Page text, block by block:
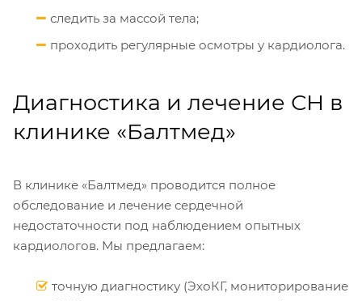
следить за массой тела;
проходить регулярные осмотры у кардиолога.
Диагностика и лечение СН в
клинике «Балтмед»
В клинике «Балтмед» проводится полное
обследование и лечение сердечной
недостаточности под наблюдением опытных
кардиологов. Мы предлагаем:
точную диагностику (ЭхоКГ, мониторирование